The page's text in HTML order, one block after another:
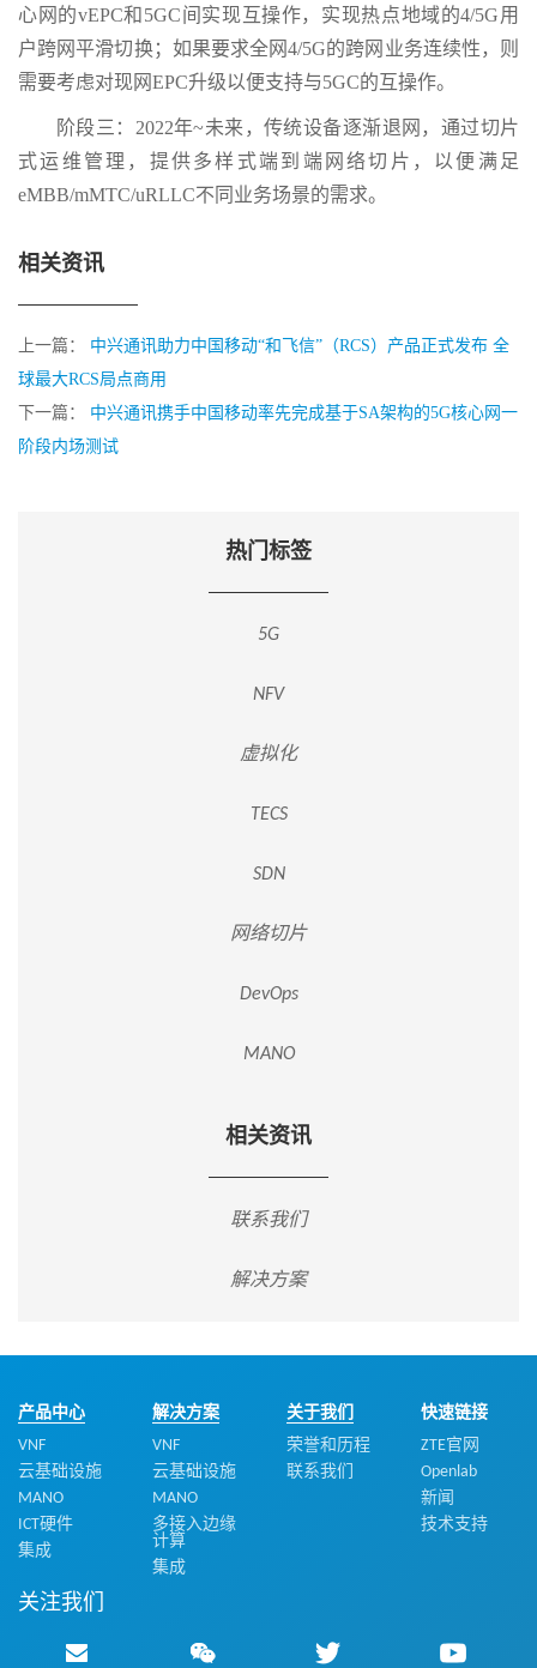
心网的vEPC和5GC间实现互操作，实现热点地域的4/5G用
户跨网平滑切换；如果要求全网4/5G的跨网业务连续性，则
需要考虑对现网EPC升级以便支持与5GC的互操作。
阶段三：2022年~未来，传统设备逐渐退网，通过切片
式运维管理，提供多样式端到端网络切片，以便满足
eMBB/mMTC/uRLLC不同业务场景的需求。
相关资讯
上一篇： 中兴通讯助力中国移动“和飞信”（RCS）产品正式发布 全
球最大RCS局点商用
下一篇： 中兴通讯携手中国移动率先完成基于SA架构的5G核心网一
阶段内场测试
热门标签
5G
NFV
虚拟化
TECS
SDN
网络切片
DevOps
MANO
相关资讯
联系我们
解决方案
产品中心
VNF
云基础设施
MANO
ICT硬件
集成
解决方案
VNF
云基础设施
MANO
多接入边缘
计算
集成
关于我们
荣誉和历程
联系我们
快速链接
ZTE官网
Openlab
新闻
技术支持
关注我们